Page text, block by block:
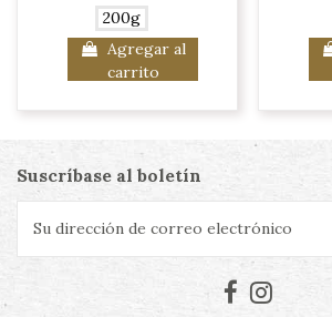
200g
Agregar al
carrito
Suscríbase al boletín